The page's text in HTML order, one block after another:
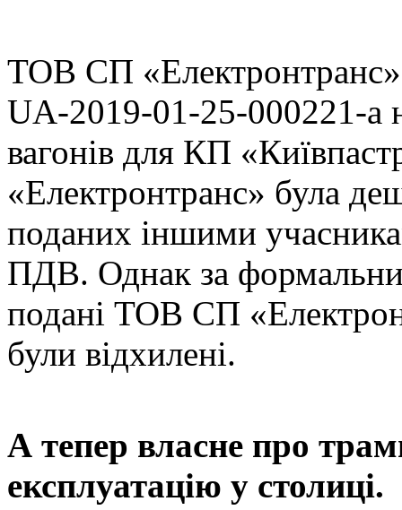
ТОВ СП «Електронтранс»
UA-2019-01-25-000221-a
вагонів для КП
«Електронтранс» була
поданих іншими
ПДВ. Однак за
подані ТОВ СП
були відхилені.
А тепер власне про
експлуатацію у столиці.